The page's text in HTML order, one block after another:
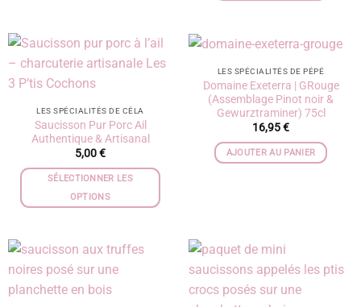
LES SPÉCIALITÉS DE CÉLA
Saucisson Pur Porc Ail
Authentique & Artisanal
5,00€
SÉLECTIONNER LES
OPTIONS
LES SPÉCIALITÉS DE PÉPÉ
Domaine Exeterra | GRouge
(Assemblage Pinot noir &
Gewurztraminer) 75cl
16,95€
AJOUTER AU PANIER